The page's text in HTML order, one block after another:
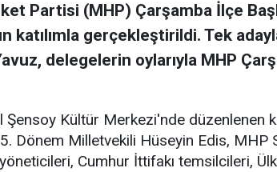
Partisi (MHP) Çarşamba İlçe
katılımla gerçekleştirildi. Tek
delegelerin oylarıyla MHP
Şensoy Kültür Merkezi'nde düzenlenen
Dönem Milletvekili Hüseyin Edis, MHP
Cumhur İttifakı temsilcileri,